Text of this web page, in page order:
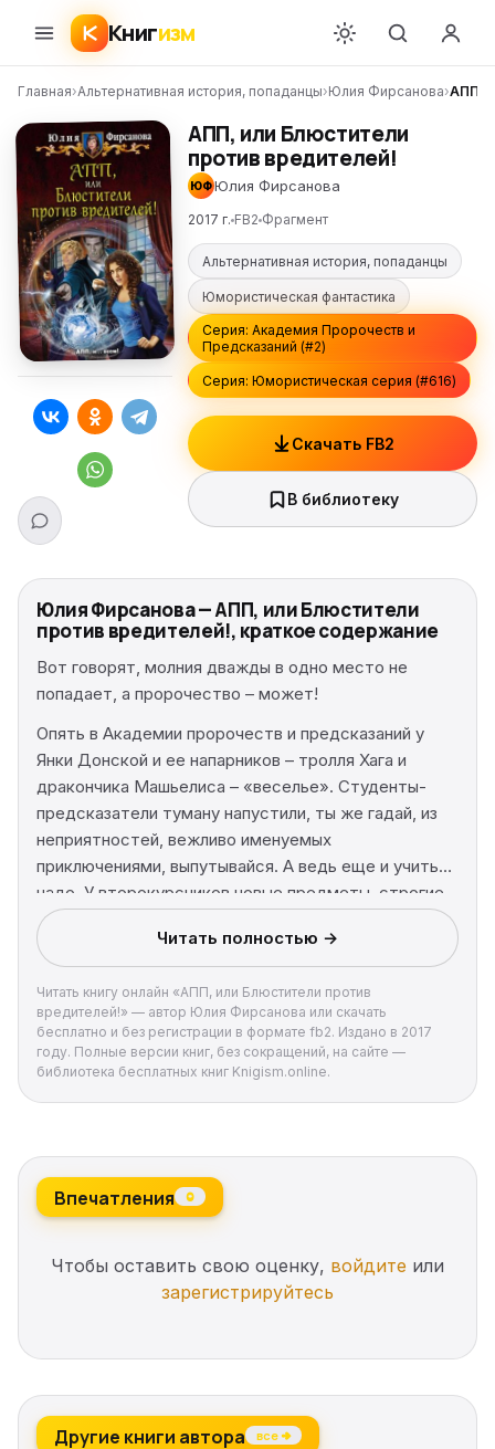
Книгизм
Главная›Альтернативная история, попаданцы›Юлия Фирсанова›АПП,
АПП, или Блюстители
против вредителей!
ЮФЮлия Фирсанова
2017 г. FB2 Фрагмент
Альтернативная история, попаданцы
Юмористическая фантастика
Серия: Академия Пророчеств и
Предсказаний (#2)
Серия: Юмористическая серия (#616)
Скачать FB2
В библиотеку
Юлия Фирсанова — АПП, или Блюстители
против вредителей!, краткое содержание
Вот говорят, молния дважды в одно место не
попадает, а пророчество – может!
Опять в Академии пророчеств и предсказаний у
Янки Донской и ее напарников – тролля Хага и
дракончика Машьелиса – «веселье». Студенты-
предсказатели туману напустили, ты же гадай, из
неприятностей, вежливо именуемых
приключениями, выпутывайся. А ведь еще и учиться
надо. У второкурсников новые предметы, строгие
до жути преподаватели и сердечные страдания.
Читать полностью →
Читать книгу онлайн «АПП, или Блюстители против
вредителей!» — автор Юлия Фирсанова или скачать
бесплатно и без регистрации в формате fb2. Издано в 2017
году. Полные версии книг, без сокращений, на сайте —
библиотека бесплатных книг Knigism.online.
Впечатления 0
Чтобы оставить свою оценку, войдите или
зарегистрируйтесь
Другие книги автора все →